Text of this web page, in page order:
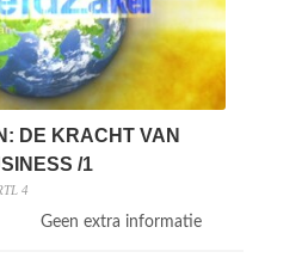
DE KRACHT VAN
/1
4
Geen extra informatie